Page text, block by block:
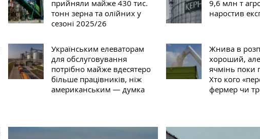
прийняли майже 430 тис.
тонн зерна та олійних у
сезоні 2025/26
9,6 млн т
наростив
Українським елеваторам
для обслуговування
потрібно майже вдесятеро
більше працівників, ніж
американським — думка
Жнива в
хороший,
ячмінь поки
Хто кого
фермер чи